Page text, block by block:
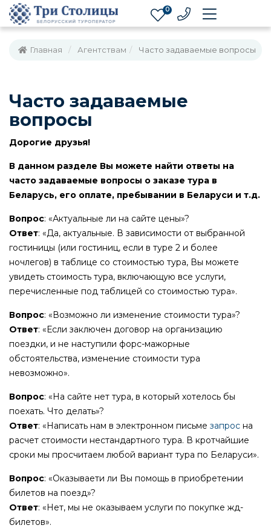
0
Главная Агентствам Часто задаваемые вопросы
Часто задаваемые
вопросы
Дорогие друзья!
В данном разделе Вы можете найти ответы на
часто задаваемые вопросы о заказе тура в
Беларусь, его оплате, пребывании в Беларуси и т.д.
Вопрос: «Актуальные ли на сайте цены»?
Ответ: «Да, актуальные. В зависимости от выбранной
гостиницы (или гостиниц, если в туре 2 и более
ночлегов) в таблице со стоимостью тура, Вы можете
увидеть стоимость тура, включающую все услуги,
перечисленные под таблицей со стоимостью тура».
Вопрос: «Возможно ли изменение стоимости тура»?
Ответ: «Если заключен договор на организацию
поездки, и не наступили форс-мажорные
обстоятельства, изменение стоимости тура
невозможно».
Вопрос: «На сайте нет тура, в который хотелось бы
поехать. Что делать»?
Ответ: «Написать нам в электронном письме запрос на
расчет стоимости нестандартного тура. В кротчайшие
сроки мы просчитаем любой вариант тура по Беларуси».
Вопрос: «Оказываети ли Вы помощь в приобретении
билетов на поезд»?
Ответ: «Нет, мы не оказываем услуги по покупке жд-
билетов».